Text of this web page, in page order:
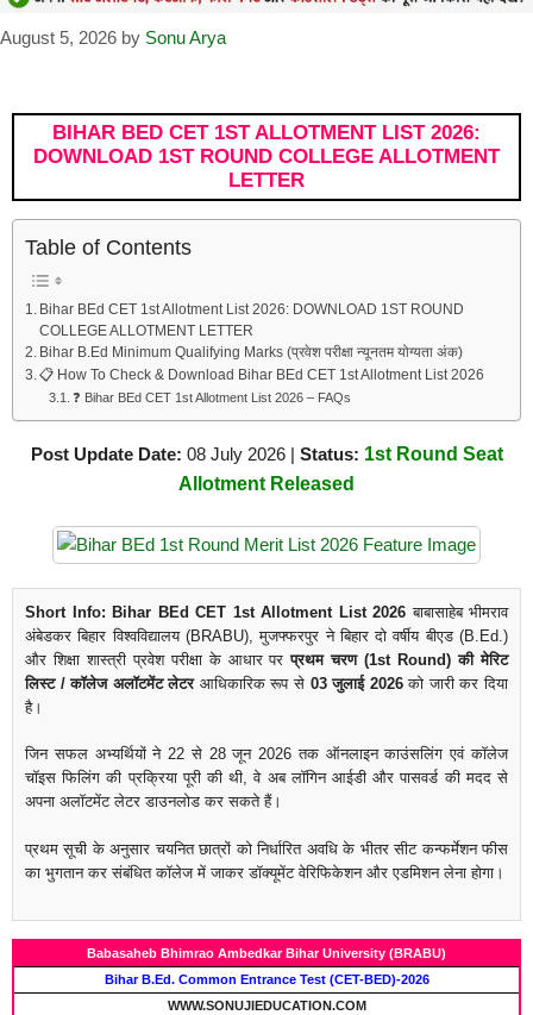
August 5, 2026 by Sonu Arya
BIHAR BED CET 1ST ALLOTMENT LIST 2026:
DOWNLOAD 1ST ROUND COLLEGE ALLOTMENT
LETTER
Table of Contents
Bihar BEd CET 1st Allotment List 2026: DOWNLOAD 1ST ROUND
COLLEGE ALLOTMENT LETTER
Bihar B.Ed Minimum Qualifying Marks (प्रवेश परीक्षा न्यूनतम योग्यता अंक)
📋 How To Check & Download Bihar BEd CET 1st Allotment List 2026
❓ Bihar BEd CET 1st Allotment List 2026 – FAQs
Post Update Date: 08 July 2026 | Status: 1st Round Seat
Allotment Released
Short Info: Bihar BEd CET 1st Allotment List 2026बाबासाहेब भीमराव
अंबेडकर बिहार विश्वविद्यालय (BRABU), मुजफ्फरपुर ने बिहार दो वर्षीय बीएड (B.Ed.)
और शिक्षा शास्त्री प्रवेश परीक्षा के आधार परप्रथम चरण (1st Round) की मेरिट
लिस्ट / कॉलेज अलॉटमेंट लेटरआधिकारिक रूप से 03 जुलाई 2026को जारी कर दिया
है।
जिन सफल अभ्यर्थियों ने 22 से 28 जून 2026 तक ऑनलाइन काउंसलिंग एवं कॉलेज
चॉइस फिलिंग की प्रक्रिया पूरी की थी, वे अब लॉगिन आईडी और पासवर्ड की मदद से
अपना अलॉटमेंट लेटर डाउनलोड कर सकते हैं।
प्रथम सूची के अनुसार चयनित छात्रों को निर्धारित अवधि के भीतर सीट कन्फर्मेशन फीस
का भुगतान कर संबंधित कॉलेज में जाकर डॉक्यूमेंट वेरिफिकेशन और एडमिशन लेना होगा।
Babasaheb Bhimrao Ambedkar Bihar University (BRABU)
Bihar B.Ed. Common Entrance Test (CET-BED)-2026
WWW.SONUJIEDUCATION.COM